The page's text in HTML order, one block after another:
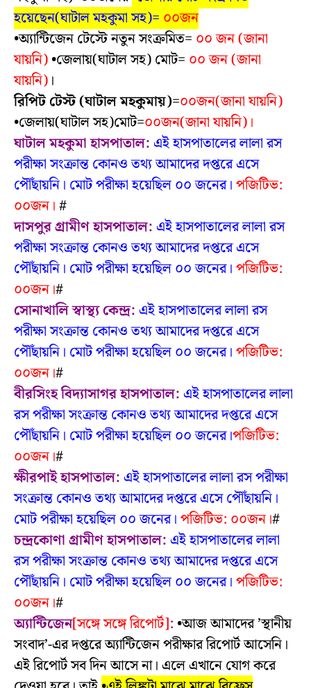
হয়েছেন(ঘাটাল মহকুমা সহ)= ০০জন
•অ্যান্টিজেন টেস্টে নতুন সংক্রমিত= ০০ জন (জানা
যায়নি)•জেলায়(ঘাটাল সহ) মোট= ০০ জন (জানা
যায়নি)।
রিপিট টেস্ট (ঘাটাল মহকুমায়)=০০জন(জানা যায়নি)
•জেলায়(ঘাটাল সহ)মোট=০০জন(জানা যায়নি)।
ঘাটাল মহকুমা হাসপাতাল: এই হাসপাতালের লালা রস
পরীক্ষা সংক্রান্ত কোনও তথ্য আমাদের দপ্তরে এসে
পৌঁছায়নি। মোট পরীক্ষা হয়েছিল ০০ জনের।পজিটিভ:
০০জন।#
দাসপুর গ্রামীণ হাসপাতাল: এই হাসপাতালের লালা রস
পরীক্ষা সংক্রান্ত কোনও তথ্য আমাদের দপ্তরে এসে
পৌঁছায়নি। মোট পরীক্ষা হয়েছিল ০০ জনের।পজিটিভ:
০০জন।#
সোনাখালি স্বাস্থ্য কেন্দ্র: এই হাসপাতালের লালা রস
পরীক্ষা সংক্রান্ত কোনও তথ্য আমাদের দপ্তরে এসে
পৌঁছায়নি। মোট পরীক্ষা হয়েছিল ০০ জনের।পজিটিভ:
০০জন।#
বীরসিংহ বিদ্যাসাগর হাসপাতাল: এই হাসপাতালের লালা
রস পরীক্ষা সংক্রান্ত কোনও তথ্য আমাদের দপ্তরে এসে
পৌঁছায়নি। মোট পরীক্ষা হয়েছিল ০০ জনের।পজিটিভ:
০০জন।#
ক্ষীরপাই হাসপাতাল: এই হাসপাতালের লালা রস পরীক্ষা
সংক্রান্ত কোনও তথ্য আমাদের দপ্তরে এসে পৌঁছায়নি।
মোট পরীক্ষা হয়েছিল ০০ জনের।পজিটিভ: ০০জন।#
চন্দ্রকোণা গ্রামীণ হাসপাতাল: এই হাসপাতালের লালা
রস পরীক্ষা সংক্রান্ত কোনও তথ্য আমাদের দপ্তরে এসে
পৌঁছায়নি। মোট পরীক্ষা হয়েছিল ০০ জনের।পজিটিভ:
০০জন।#
অ্যান্টিজেন[সঙ্গে সঙ্গে রিপোর্ট]: •আজ আমাদের ’স্থানীয়
সংবাদ’-এর দপ্তরে অ্যান্টিজেন পরীক্ষার রিপোর্ট আসেনি।
এই রিপোর্ট সব দিন আসে না। এলে এখানে যোগ করে